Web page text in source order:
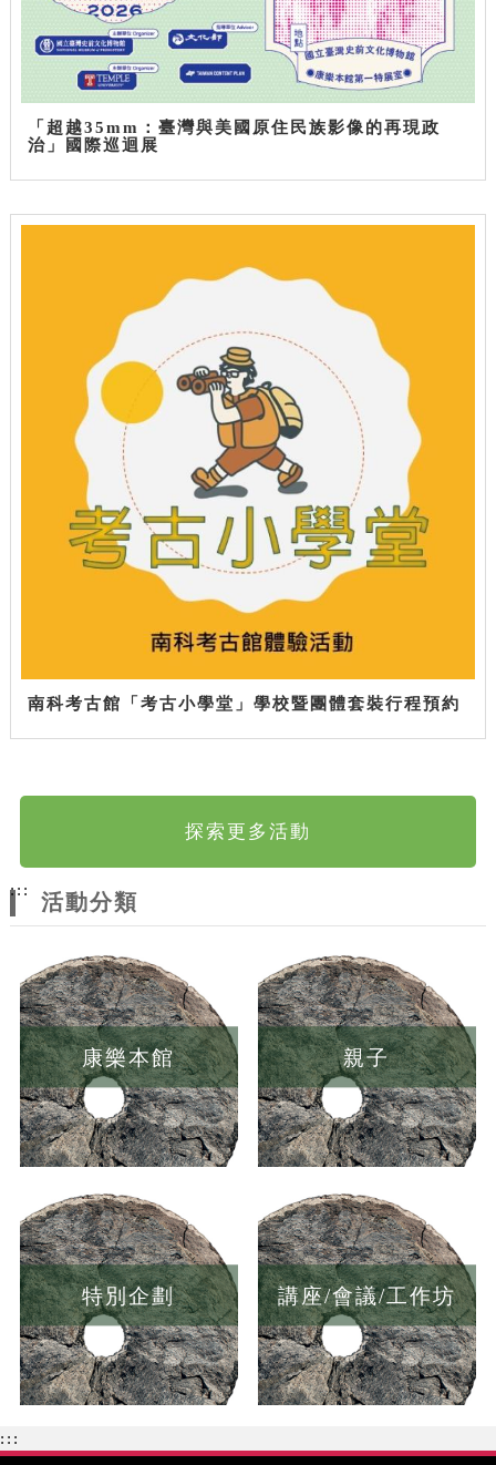
「超越35mm：臺灣與美國原住民族影像的再現政
治」國際巡迴展
南科考古館「考古小學堂」學校暨團體套裝行程預約
探索更多活動
:::
活動分類
康樂本館 親子
特別企劃 講座/會議/工作坊
:::